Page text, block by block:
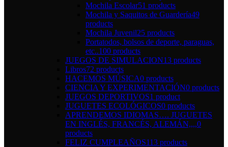
Mochila Escolar51 products
Mochila y Saquitos de Guardería49
products
Mochila Juvenil25 products
Portatodos, bolsos de deporte, paraguas,
etc..100 products
JUEGOS DE SIMULACION13 products
Libros72 products
HACEMOS MÚSICA0 products
CIENCIA Y EXPERIMENTACIÓN0 products
JUEGOS DEPORTIVOS1 product
JUGUETES ECOLÓGICOS0 products
APRENDEMOS IDIOMAS…. JUGUETES
EN INGLÉS, FRANCÉS, ALEMÁN,,,,0
products
FELIZ CUMPLEAÑOS113 products